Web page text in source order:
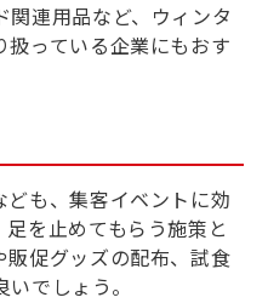
関連用品など、ウィンタ
っている企業にもおす
も、集客イベントに効
を止めてもらう施策と
販促グッズの配布、試食
でしょう。